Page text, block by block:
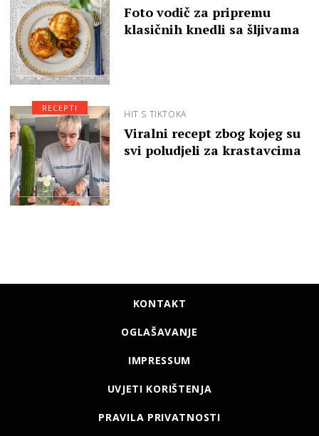
Foto vodič za pripremu
klasičnih knedli sa šljivama
HIT S TIKTOKA
Viralni recept zbog kojeg su
svi poludjeli za krastavcima
RECEPTI
KONTAKT
OGLAŠAVANJE
IMPRESSUM
UVJETI KORIŠTENJA
PRAVILA PRIVATNOSTI